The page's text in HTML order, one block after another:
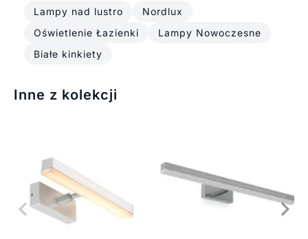
Lampy nad lustro
Nordlux
Oświetlenie Łazienki
Lampy Nowoczesne
Białe kinkiety
Inne z kolekcji